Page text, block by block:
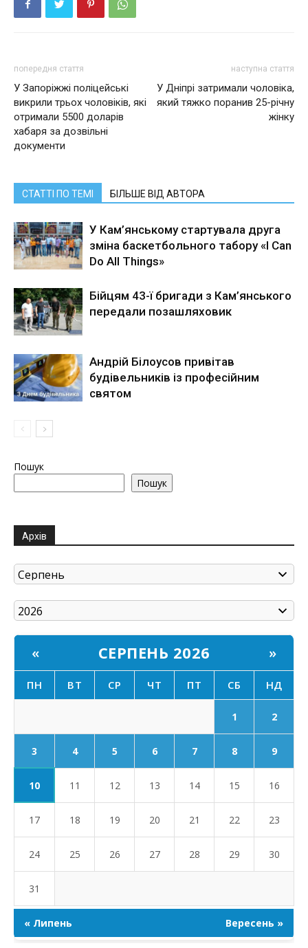
попередня стаття
У Запоріжжі поліцейські
викрили трьох чоловіків, які
отримали 5500 доларів
хабаря за дозвільні
документи
наступна стаття
У Дніпрі затримали чоловіка,
який тяжко поранив 25-річну
жінку
СТАТТІ ПО ТЕМІ БІЛЬШЕ ВІД АВТОРА
У Кам’янському стартувала друга
зміна баскетбольного табору «I Can
Do All Things»
Бійцям 43-ї бригади з Кам’янського
передали позашляховик
Андрій Білоусов привітав
будівельників із професійним
святом
Пошук
Пошук
Архів
« СЕРПЕНЬ 2026 »
ПН ВТ СР ЧТ ПТ СБ НД
1 2
3 4 5 6 7 8 9
10 11 12 13 14 15 16
17 18 19 20 21 22 23
24 25 26 27 28 29 30
31
« Липень Вересень »